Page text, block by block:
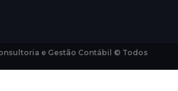
e Gestão Contábil © Todos